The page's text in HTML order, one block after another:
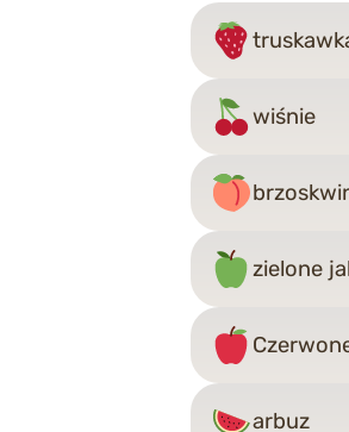
wiśnie
zielone
arbuz